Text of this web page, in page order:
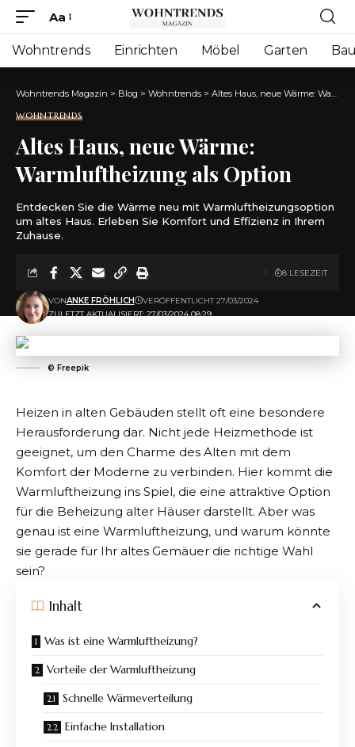
Font
Resizer
Aa
Wohntrends Einrichten Möbel Garten
Wohntrends Magazin > Blog > Wohntrends > Altes Haus, neue Wärme: Warmluftheizung als Option
WOHNTRENDS
Altes Haus, neue Wärme:
Warmluftheizung als Option
Entdecken Sie die Wärme neu mit Warmluftheizungsoption
um altes Haus. Erleben Sie Komfort und Effizienz in Ihrem
Zuhause.
ZULETZT AKTUALISIERT: 27/03/2024 08:29
VONANKE FRÖHLICH VERÖFFENTLICHT 27/03/2024
8 LESEZEIT
©️ Freepik
Heizen in alten Gebäuden stellt oft eine besondere
Herausforderung dar. Nicht jede Heizmethode ist
geeignet, um den Charme des Alten mit dem
Komfort der Moderne zu verbinden. Hier kommt die
Warmluftheizung ins Spiel, die eine attraktive Option
für die Beheizung alter Häuser darstellt. Aber was
genau ist eine Warmluftheizung, und warum könnte
sie gerade für Ihr altes Gemäuer die richtige Wahl
sein?
Inhalt
Was ist eine Warmluftheizung?
Vorteile der Warmluftheizung
Schnelle Wärmeverteilung
Einfache Installation